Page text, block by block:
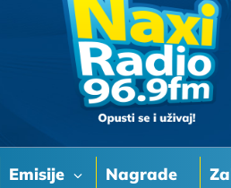
Emisije Nagrade